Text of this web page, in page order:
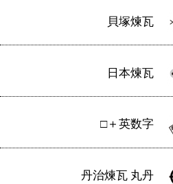
貝塚煉瓦
日本煉瓦
□＋英数字
丹治煉瓦 丸丹